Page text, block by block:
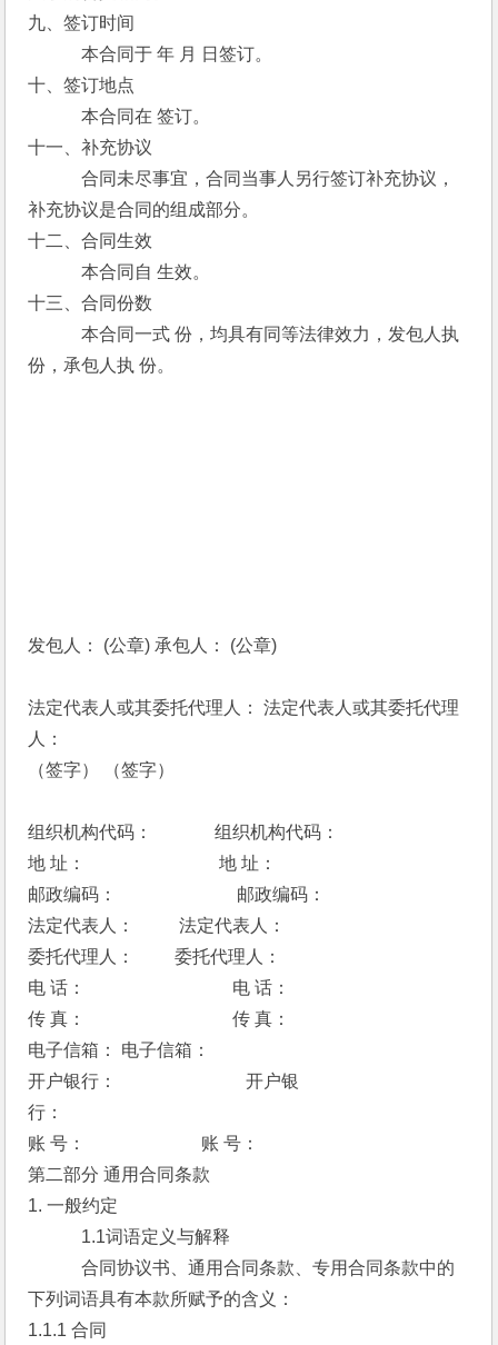
九、签订时间
本合同于 年 月 日签订。
十、签订地点
本合同在 签订。
十一、补充协议
合同未尽事宜，合同当事人另行签订补充协议，
补充协议是合同的组成部分。
十二、合同生效
本合同自 生效。
十三、合同份数
本合同一式 份，均具有同等法律效力，发包人执
份，承包人执 份。
发包人： (公章) 承包人： (公章)
法定代表人或其委托代理人： 法定代表人或其委托代理
人：
（签字） （签字）
组织机构代码：　 　　 组织机构代码：
地 址： 　　　　　　　 地 址：
法定代表人：　 　 法定代表人：
委托代理人：　　 委托代理人：
电 话：　　　　　　　　 电 话：
传 真：　　　　　　　　 传 真：
电子信箱： 电子信箱：
开户银行：　　　　　　　 开户银
行：
账 号：　　　　　 　 账 号：
第二部分 通用合同条款
1. 一般约定
1.1词语定义与解释
合同协议书、通用合同条款、专用合同条款中的
下列词语具有本款所赋予的含义：
1.1.1 合同